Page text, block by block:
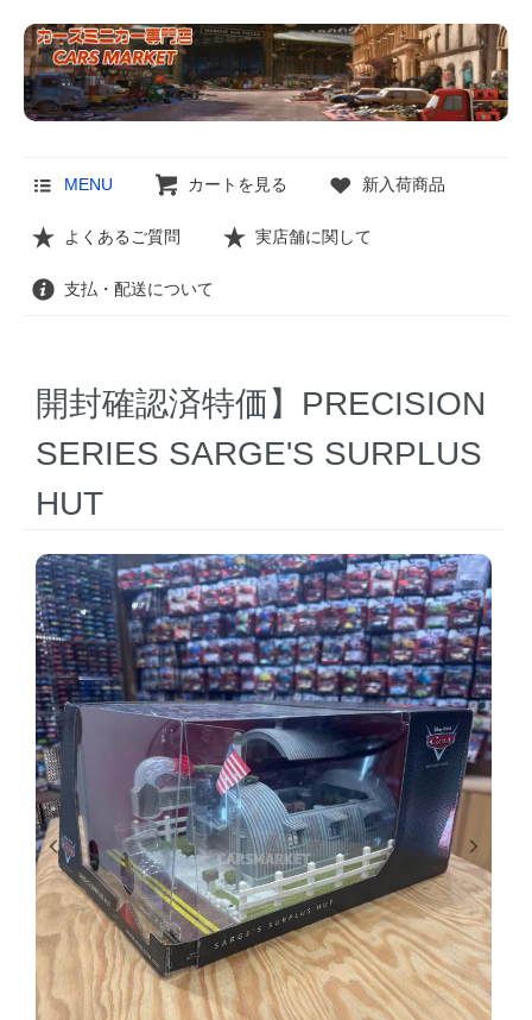
MENU カートを見る 新入荷商品
よくあるご質問 実店舗に関して
支払・配送について
開封確認済特価】PRECISION
SERIES SARGE'S SURPLUS
HUT